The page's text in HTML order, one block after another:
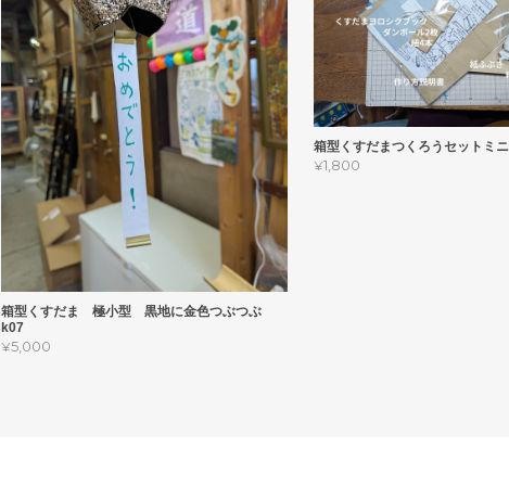
箱型くすだま 極小型 黒地に金色つぶつぶ
k07
¥5,000
箱型くすだまつくろうセットミニ
¥1,800